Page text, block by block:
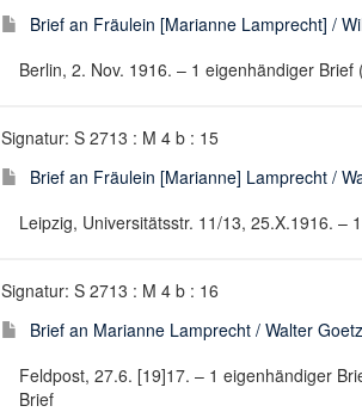
Brief an Fräulein [Marianne Lamprecht] /
Berlin, 2. Nov. 1916. – 1 eigenhändiger
Signatur: S 2713 : M 4 b : 15
Brief an Fräulein [Marianne] Lamprecht /
Leipzig, Universitätsstr. 11/13, 25.X.1916. –
Signatur: S 2713 : M 4 b : 16
Brief an Marianne Lamprecht / Walter Goetz
Feldpost, 27.6. [19]17. – 1 eigenhändiger
Brief